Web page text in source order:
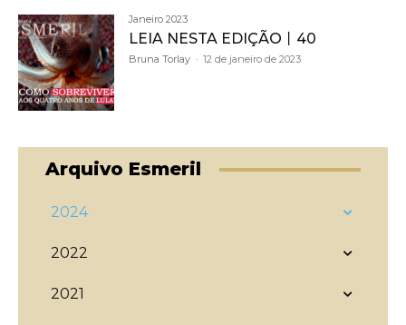
Janeiro 2023
LEIA NESTA EDIÇÃO丨40
Bruna Torlay - 12 de janeiro de 2023
Arquivo Esmeril
2024
2022
2021